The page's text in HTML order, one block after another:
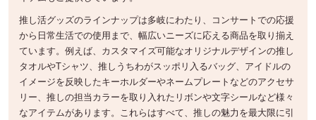
推し活グッズのラインナップは多岐にわたり、コンサートでの応援
から日常生活での使用まで、幅広いニーズに応える商品を取り揃え
ています。例えば、カスタマイズ可能なオリジナルデザインの推し
タオルやTシャツ、推しうちわがスッポリ入るバッグ、アイドルの
イメージを反映したキーホルダーやネームプレートなどのアクセサ
リー、推しの担当カラーを取り入れたリボンや文字シールなど様々
なアイテムがあります。これらはすべて、推しの魅力を最大限に引